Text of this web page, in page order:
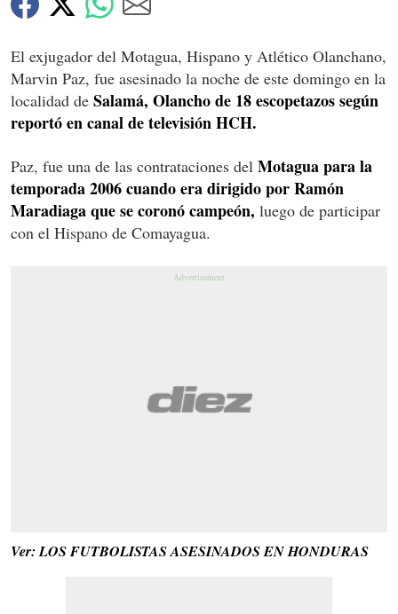
El exjugador del Motagua, Hispano y Atlético Olanchano,
Marvin Paz, fue asesinado la noche de este domingo en la
localidad de Salamá, Olancho de 18 escopetazos según
reportó en canal de televisión HCH.
Paz, fue una de las contrataciones del Motagua para la
temporada 2006 cuando era dirigido por Ramón
Maradiaga que se coronó campeón, luego de participar
con el Hispano de Comayagua.
Ver: LOS FUTBOLISTAS ASESINADOS EN HONDURAS